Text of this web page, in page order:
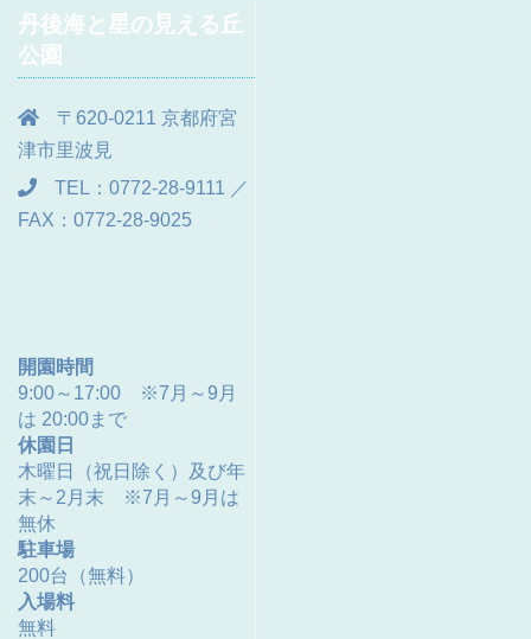
丹後海と星の見える丘
公園
〒620-0211 京都府宮
津市里波見
TEL：0772-28-9111 ／
FAX：0772-28-9025
開園時間
9:00～17:00 ※7月～9月
は 20:00まで
休園日
木曜日（祝日除く）及び年
末～2月末 ※7月～9月は
無休
駐車場
200台（無料）
入場料
無料